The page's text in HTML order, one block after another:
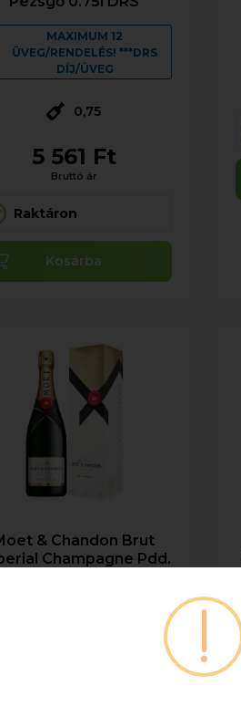
MAXIMUM 12
ÜVEG/RENDELÉS! ***DRS
DÍJ/ÜVEG
0,75
5 561 Ft
Bruttó ár
Raktáron
Kosárba
& Chandon Brut
Champagne Pdd.